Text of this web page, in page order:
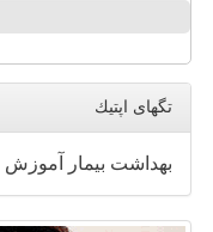
تگهای اپتیك
بهداشت بیمار آموزش